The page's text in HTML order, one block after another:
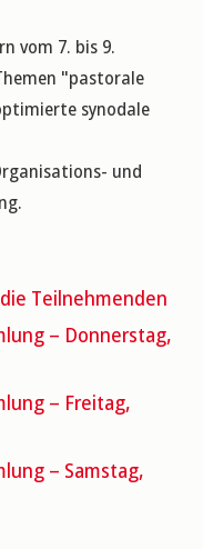
vom 7. bis 9.
"pastorale
synodale
und
Teilnehmenden
– Donnerstag,
– Freitag,
– Samstag,